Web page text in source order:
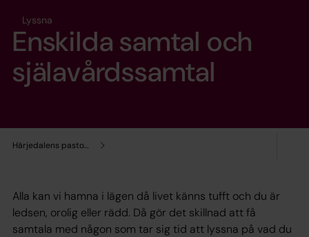
Härjedalens pastorat
Lyssna
Enskilda samtal och
själavårdssamtal
Alla kan vi hamna i lägen då livet känns tufft och du är
ledsen, orolig eller rädd. Då gör det skillnad att få
samtala med någon som tar sig tid att lyssna på vad du